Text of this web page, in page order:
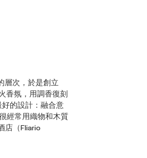
層次，於是創立
香氛，用調香復刻
的設計：融合意
經常用織物和木質
店（Fliario